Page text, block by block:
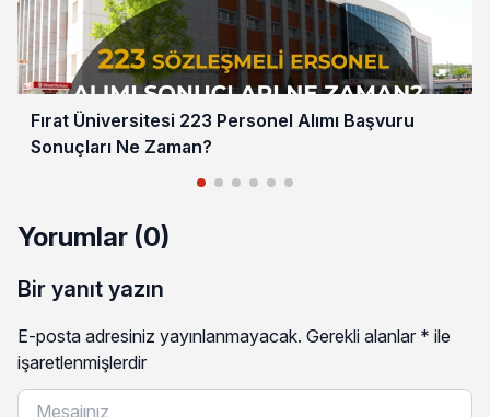
Fırat Üniversitesi 223 Personel Alımı Başvuru
Sonuçları Ne Zaman?
Yorumlar (0)
Bir yanıt yazın
E-posta adresiniz yayınlanmayacak. Gerekli alanlar * ile
işaretlenmişlerdir